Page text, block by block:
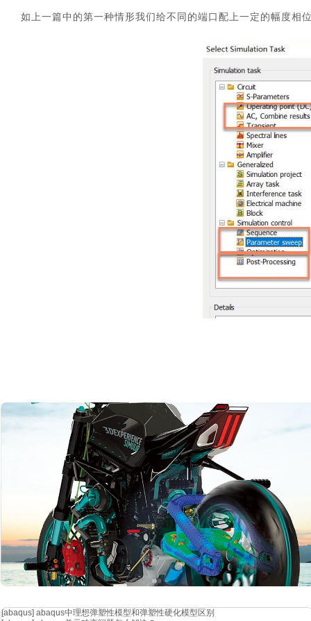
如上一篇中的第一种情形我们给不同的端口配上一定的幅度相
首先创建一个ac任务，将每个单元的幅度根据需要设置成两
第一组振子工作，第二组不工作的意思。同时对相位设置成t1间
角度进行公示描述，这里做了简化。
[abaqus] abaqus中理想弹塑性模型和弹塑性硬化模型区别